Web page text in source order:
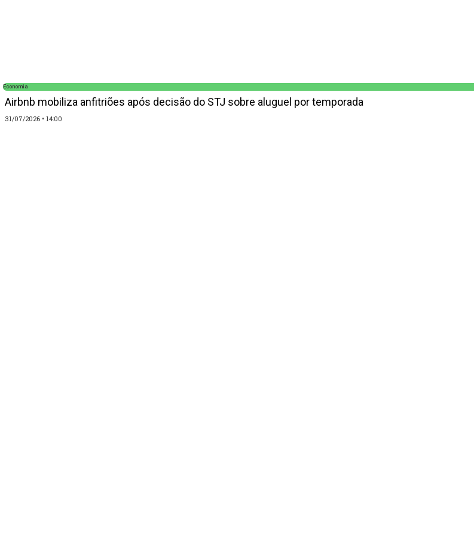
Economia
Airbnb mobiliza anfitriões após decisão do STJ sobre aluguel por temporada
31/07/2026 14:00